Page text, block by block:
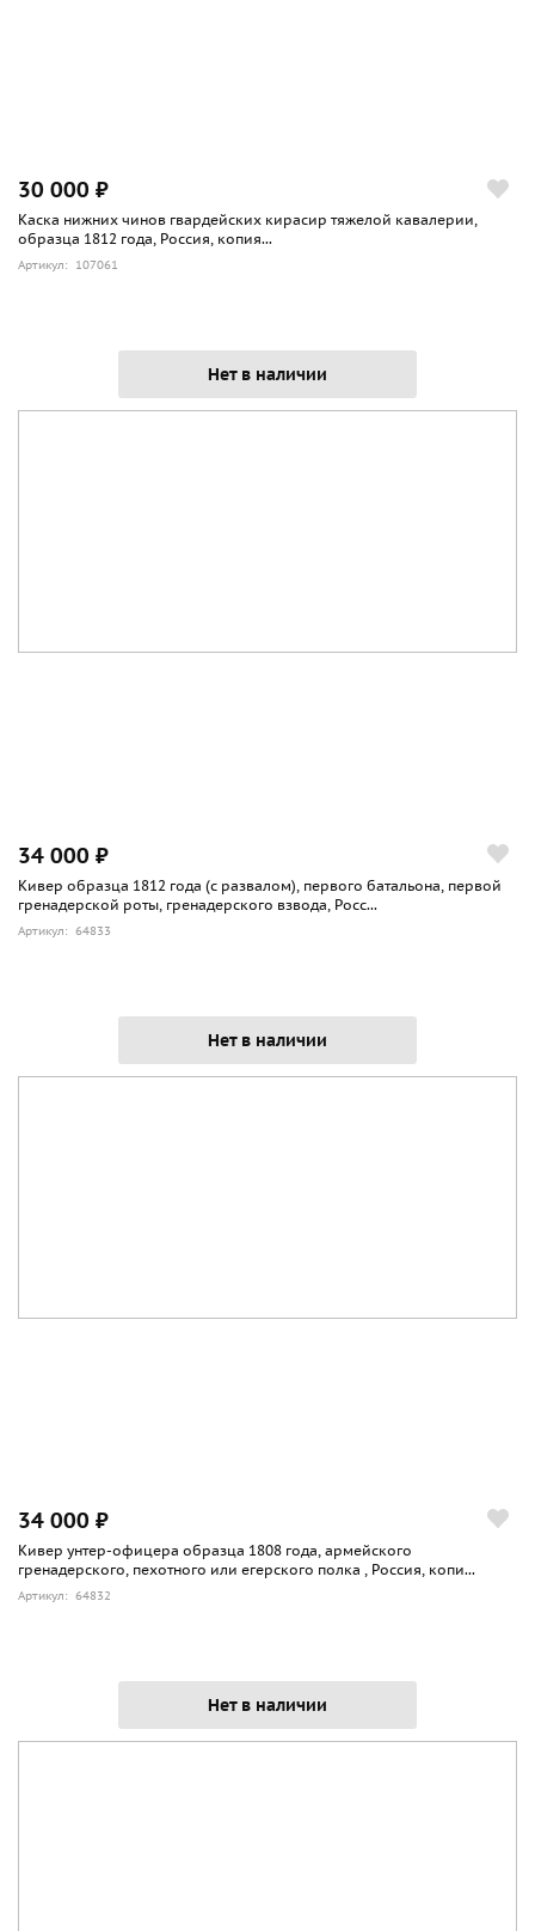
30 000 ₽
Каска нижних чинов гвардейских кирасир тяжелой кавалерии,
образца 1812 года, Россия, копия...
Артикул: 107061
Нет в наличии
34 000 ₽
Кивер образца 1812 года (с развалом), первого батальона, первой
гренадерской роты, гренадерского взвода, Росс...
Артикул: 64833
Нет в наличии
34 000 ₽
Кивер унтер-офицера образца 1808 года, армейского
гренадерского, пехотного или егерского полка , Россия, копи...
Артикул: 64832
Нет в наличии